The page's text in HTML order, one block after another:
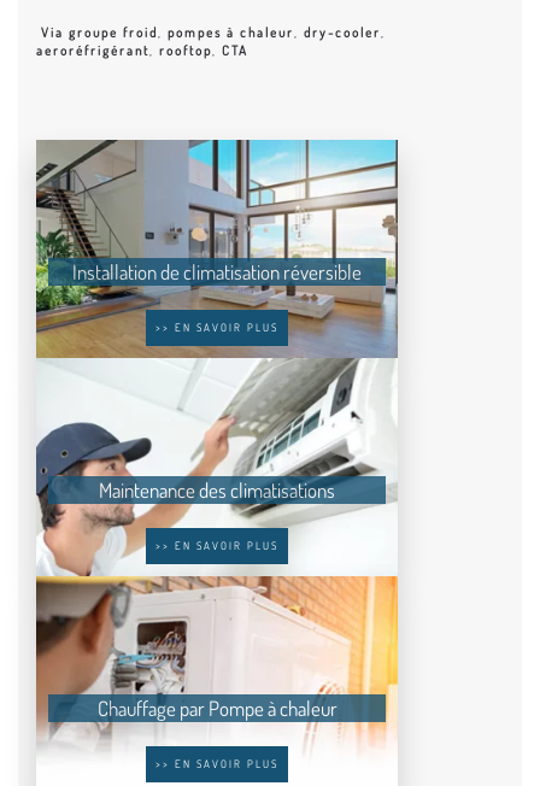
Via groupe froid, pompes à chaleur, dry-cooler,
aeroréfrigérant, rooftop, CTA
Installation de climatisation réversible
>> EN SAVOIR PLUS
Maintenance des climatisations
>> EN SAVOIR PLUS
Chauffage par Pompe à chaleur
>> EN SAVOIR PLUS